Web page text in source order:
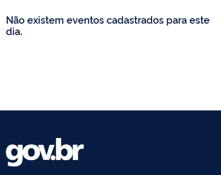
Não existem eventos cadastrados para este
dia.